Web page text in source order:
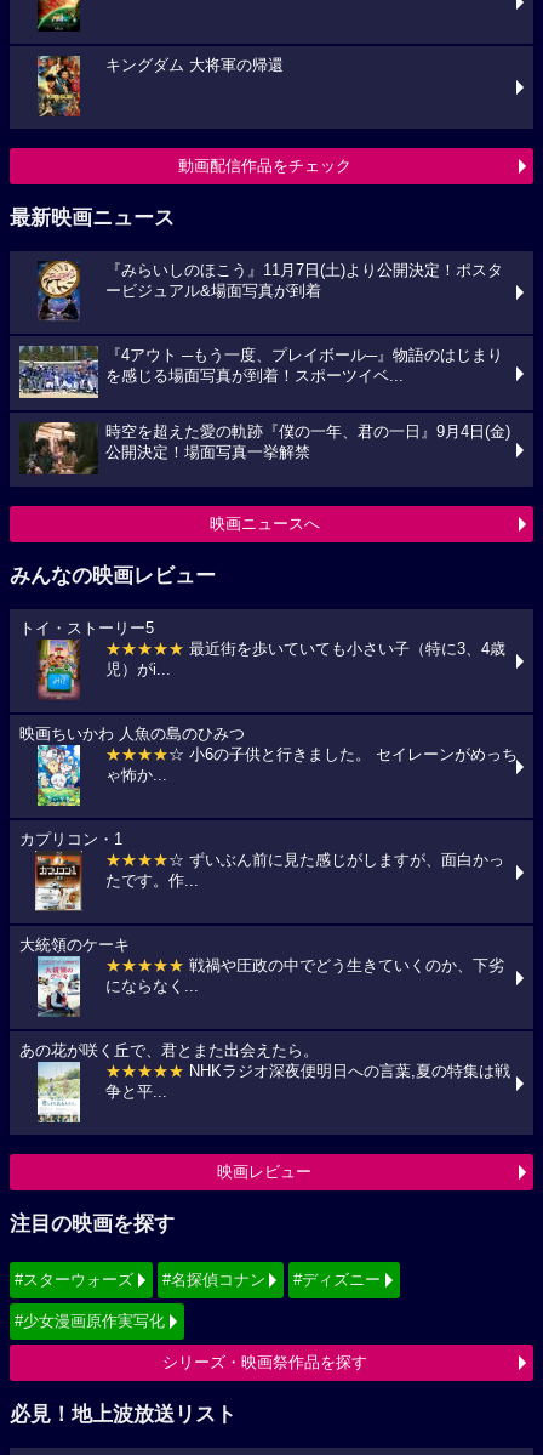
キングダム 大将軍の帰還
動画配信作品をチェック
最新映画ニュース
『みらいしのほこう』11月7日(土)より公開決定！ポスタ
ービジュアル&場面写真が到着
『4アウト ─もう一度、プレイボール─』物語のはじまり
を感じる場面写真が到着！スポーツイベ...
時空を超えた愛の軌跡『僕の一年、君の一日』9月4日(金)
公開決定！場面写真一挙解禁
映画ニュースへ
みんなの映画レビュー
トイ・ストーリー5
★★★★★ 最近街を歩いていても小さい子（特に3、4歳
児）がi...
映画ちいかわ 人魚の島のひみつ
★★★★☆ 小6の子供と行きました。 セイレーンがめっち
ゃ怖か...
カプリコン・1
★★★★☆ ずいぶん前に見た感じがしますが、面白かっ
たです。作...
大統領のケーキ
★★★★★ 戦禍や圧政の中でどう生きていくのか、下劣
にならなく...
あの花が咲く丘で、君とまた出会えたら。
★★★★★ NHKラジオ深夜便明日への言葉,夏の特集は戦
争と平...
映画レビュー
注目の映画を探す
#スターウォーズ #名探偵コナン #ディズニー
#少女漫画原作実写化
シリーズ・映画祭作品を探す
必見！地上波放送リスト